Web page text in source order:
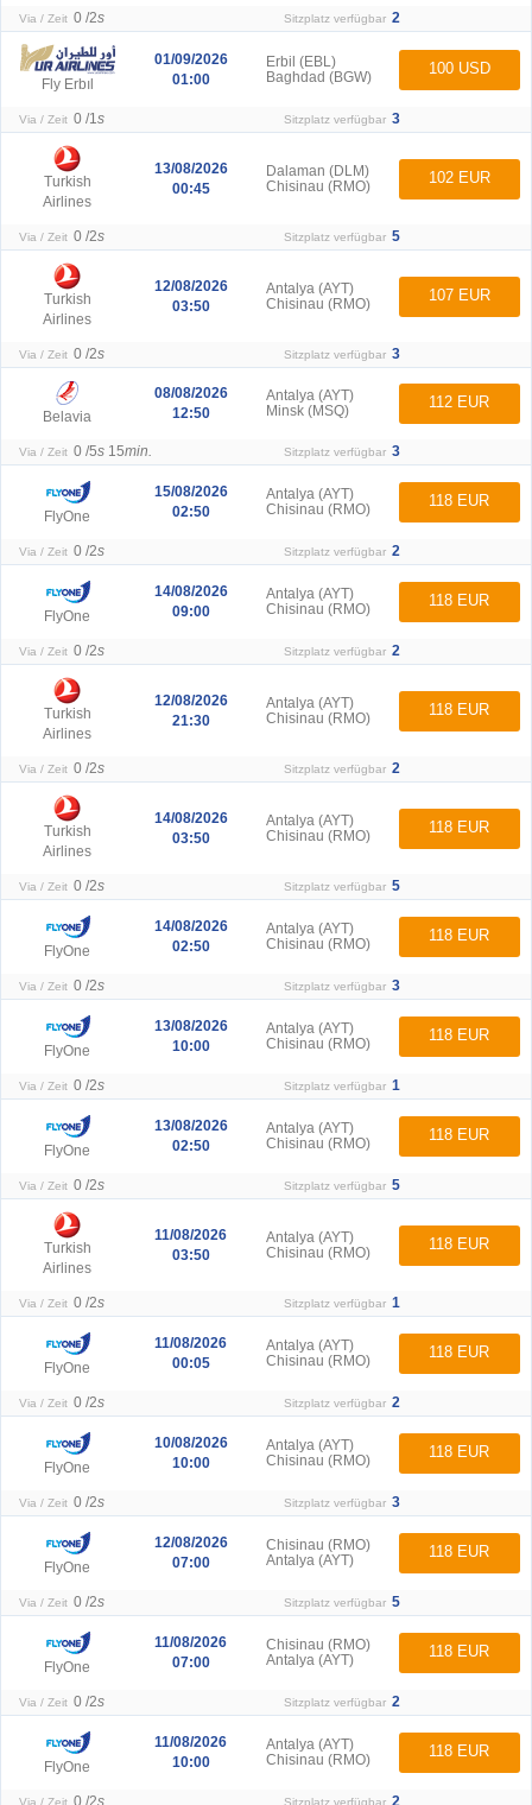
Via / Zeit 0 /2s Sitzplatz verfügbar 2
Fly Erbıl
01/09/2026
01:00
Erbil (EBL)
Baghdad (BGW)
Via / Zeit 0 /1s Sitzplatz verfügbar 3
100 USD
Turkish
Airlines
13/08/2026
00:45
Dalaman (DLM)
Chisinau (RMO)
Via / Zeit 0 /2s Sitzplatz verfügbar 5
102 EUR
Turkish
Airlines
12/08/2026
03:50
Antalya (AYT)
Chisinau (RMO)
Via / Zeit 0 /2s Sitzplatz verfügbar 3
107 EUR
Belavia
08/08/2026
12:50
Antalya (AYT)
Minsk (MSQ)
Via / Zeit 0 /5s 15min. Sitzplatz verfügbar 3
112 EUR
FlyOne
15/08/2026
02:50
Antalya (AYT)
Chisinau (RMO)
Via / Zeit 0 /2s Sitzplatz verfügbar 2
118 EUR
FlyOne
14/08/2026
09:00
Antalya (AYT)
Chisinau (RMO)
Via / Zeit 0 /2s Sitzplatz verfügbar 2
118 EUR
Turkish
Airlines
12/08/2026
21:30
Antalya (AYT)
Chisinau (RMO)
Via / Zeit 0 /2s Sitzplatz verfügbar 2
118 EUR
Turkish
Airlines
14/08/2026
03:50
Antalya (AYT)
Chisinau (RMO)
Via / Zeit 0 /2s Sitzplatz verfügbar 5
118 EUR
FlyOne
14/08/2026
02:50
Antalya (AYT)
Chisinau (RMO)
Via / Zeit 0 /2s Sitzplatz verfügbar 3
118 EUR
FlyOne
13/08/2026
10:00
Antalya (AYT)
Chisinau (RMO)
Via / Zeit 0 /2s Sitzplatz verfügbar 1
118 EUR
FlyOne
13/08/2026
02:50
Antalya (AYT)
Chisinau (RMO)
Via / Zeit 0 /2s Sitzplatz verfügbar 5
118 EUR
Turkish
Airlines
11/08/2026
03:50
Antalya (AYT)
Chisinau (RMO)
Via / Zeit 0 /2s Sitzplatz verfügbar 1
118 EUR
FlyOne
11/08/2026
00:05
Antalya (AYT)
Chisinau (RMO)
Via / Zeit 0 /2s Sitzplatz verfügbar 2
118 EUR
FlyOne
10/08/2026
10:00
Antalya (AYT)
Chisinau (RMO)
Via / Zeit 0 /2s Sitzplatz verfügbar 3
118 EUR
FlyOne
12/08/2026
07:00
Chisinau (RMO)
Antalya (AYT)
Via / Zeit 0 /2s Sitzplatz verfügbar 5
118 EUR
FlyOne
11/08/2026
07:00
Chisinau (RMO)
Antalya (AYT)
Via / Zeit 0 /2s Sitzplatz verfügbar 2
118 EUR
FlyOne
11/08/2026
10:00
Antalya (AYT)
Chisinau (RMO)
Via / Zeit 0 /2s Sitzplatz verfügbar 2
118 EUR